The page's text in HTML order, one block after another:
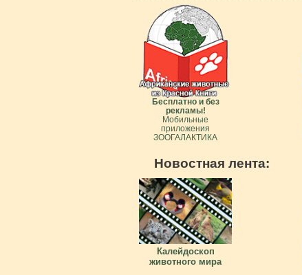
Бесплатно и без
рекламы!
Мобильные
приложения
ЗООГАЛАКТИКА
Новостная лента:
Калейдоскоп
животного мира